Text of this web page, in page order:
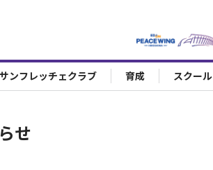
サンフレッチェクラブ 育成 スクール
せ